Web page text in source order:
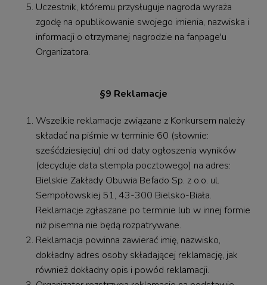
Uczestnik, któremu przysługuje nagroda wyraża
zgodę na opublikowanie swojego imienia, nazwiska i
informacji o otrzymanej nagrodzie na fanpage'u
Organizatora.
§9 Reklamacje
Wszelkie reklamacje związane z Konkursem należy
składać na piśmie w terminie 60 (słownie:
sześćdziesięciu) dni od daty ogłoszenia wyników
(decyduje data stempla pocztowego) na adres:
Bielskie Zakłady Obuwia Befado Sp. z o.o. ul.
Sempołowskiej 51, 43-300 Bielsko-Biała.
Reklamacje zgłaszane po terminie lub w innej formie
niż pisemna nie będą rozpatrywane.
Reklamacja powinna zawierać imię, nazwisko,
dokładny adres osoby składającej reklamację, jak
również dokładny opis i powód reklamacji.